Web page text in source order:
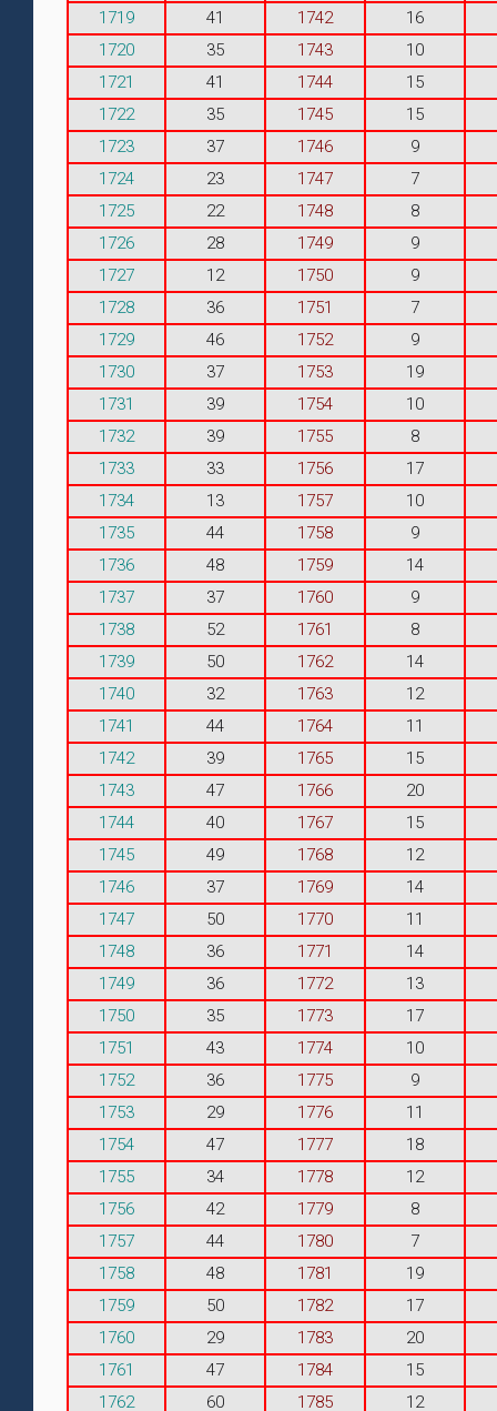
1719
41 1742
16
1720
35 1743
10
1721
41 1744
15
1722
35 1745
15
1723
37 1746
9
1724
23 1747
7
1725
22 1748
8
1726
28 1749
9
1727
12 1750
9
1728
36 1751
7
1729
46 1752
9
1730
37 1753
19
1731
39 1754
10
1732
39 1755
8
1733
33 1756
17
1734
13 1757
10
1735
44 1758
9
1736
48 1759
14
1737
37 1760
9
1738
52 1761
8
1739
50 1762
14
1740
32 1763
12
1741
44 1764
11
1742
39 1765
15
1743
47 1766
20
1744
40 1767
15
1745
49 1768
12
1746
37 1769
14
1747
50 1770
11
1748
36 1771
14
1749
36 1772
13
1750
35 1773
17
1751
43 1774
10
1752
36 1775
9
1753
29 1776
11
1754
47 1777
18
1755
34 1778
12
1756
42 1779
8
1757
44 1780
7
1758
48 1781
19
1759
50 1782
17
1760
29 1783
20
1761
47 1784
15
1762
60 1785 12